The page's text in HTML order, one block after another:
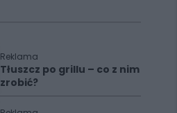
Reklama
Tłuszcz po grillu – co z nim
zrobić?